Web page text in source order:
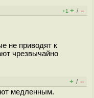
+1 + / –
не приводят к
чрезвычайно
+ / –
медленным.